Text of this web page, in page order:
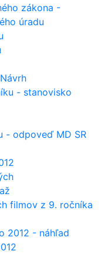
zákona -
úradu
- stanovisko
- odpoveď MD SR
filmov z 9. ročníka
2012 - náhľad